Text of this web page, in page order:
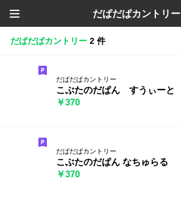
だぱだぱカントリー
だぱだぱカントリー 2 件
だぱだぱカントリー
こぶたのだぱん すうぃーと
￥370
だぱだぱカントリー
こぶたのだぱん なちゅらる
￥370